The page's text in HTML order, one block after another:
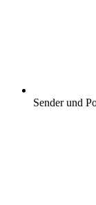
Sender und